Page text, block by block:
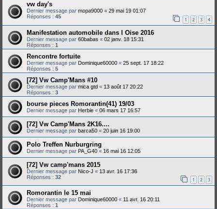
vw day's
Dernier message par mopa9000 « 29 mai 19 01:07
Réponses : 45 1 2 3 4
Manifestation automobile dans l Oise 2016
Dernier message par 60babas « 02 janv. 18 15:31
Réponses : 1
Rencontre fortuite
Dernier message par Dominique60000 « 25 sept. 17 18:22
Réponses : 5
[72] Vw Camp'Mans #10
Dernier message par mica gtd « 13 août 17 20:22
Réponses : 3
bourse pieces Romorantin(41) 19/03
Dernier message par Herbie « 06 mars 17 16:57
[72] Vw Camp'Mans 2K16....
Dernier message par barca50 « 20 juin 16 19:00
Polo Treffen Nurburgring
Dernier message par PA_G40 « 16 mai 16 12:05
[72] Vw camp'mans 2015
Dernier message par Nico-J « 13 avr. 16 17:36
Réponses : 32 1 2 3
Romorantin le 15 mai
Dernier message par Dominique60000 « 11 avr. 16 20:11
Réponses : 1